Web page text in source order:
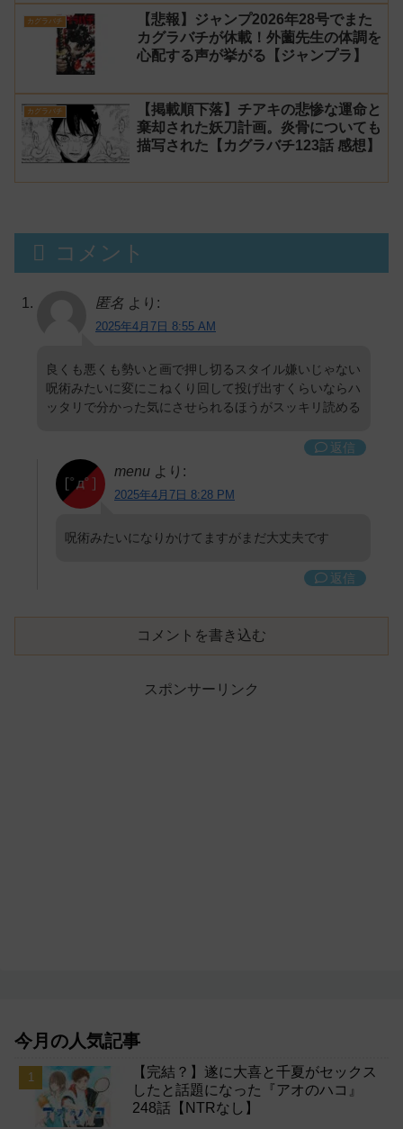
カグラバチ
【悲報】ジャンプ2026年28号でまた
カグラバチが休載！外薗先生の体調を
心配する声が挙がる【ジャンプラ】
カグラバチ
【掲載順下落】チアキの悲惨な運命と
棄却された妖刀計画。炎骨についても
描写された【カグラバチ123話 感想】
コメント
匿名 より:
2025年4月7日 8:55 AM
良くも悪くも勢いと画で押し切るスタイル嫌いじゃない
呪術みたいに変にこねくり回して投げ出すくらいならハ
ッタリで分かった気にさせられるほうがスッキリ読める
返信
menu より:
2025年4月7日 8:28 PM
呪術みたいになりかけてますがまだ大丈夫です
返信
コメントを書き込む
スポンサーリンク
今月の人気記事
【完結？】遂に大喜と千夏がセックス
したと話題になった『アオのハコ』
248話【NTRなし】